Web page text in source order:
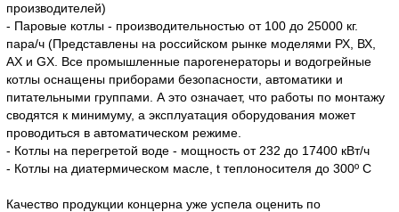
производителей)
- Паровые котлы - производительностью от 100 до 25000 кг.
пара/ч (Представлены на российском рынке моделями РХ, ВХ,
АХ и GX. Все промышленные парогенераторы и водогрейные
котлы оснащены приборами безопасности, автоматики и
питательными группами. А это означает, что работы по монтажу
сводятся к минимуму, а эксплуатация оборудования может
проводиться в автоматическом режиме.
- Котлы на перегретой воде - мощность от 232 до 17400 кВт/ч
- Котлы на диатермическом масле, t теплоносителя до 300º С
Качество продукции концерна уже успела оценить по